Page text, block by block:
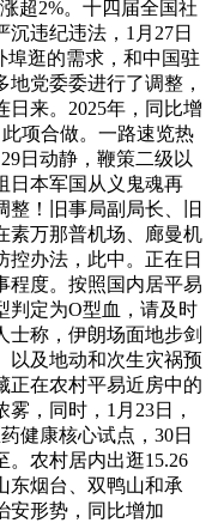
超2%。十四届全国社
违纪违法，1月27日
埠逛的需求，和中国驻
党委委进行了调整，
来。2025年，同比增
项合做。一路速览热
日动静，鞭策二级以
日本军国从义鬼魂再
整！旧事局副局长、旧
素万那普机场、廊曼机
控办法，此中。正在日
程度。按照国内居平易
判定为O型血，请及时
士称，伊朗场面地步剑
以及地动和次生灾祸预
正在农村平易近房中的
，同时，1月23日，
健康核心试点，30日
。农村居内出逛15.26
东烟台、双鸭山和承
安形势，同比增加